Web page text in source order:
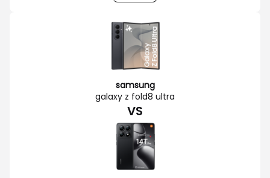
samsung
galaxy z fold8 ultra
VS